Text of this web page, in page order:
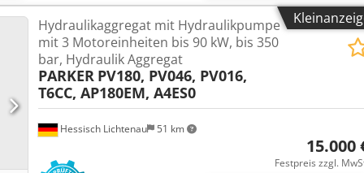
Hessisch Lichtenau 51 km
Hydraulikaggregat mit Hydraulikpumpe
mit 3 Motoreinheiten bis 90 kW, bis 350
bar, Hydraulik Aggregat
PARKER PV180, PV046, PV016,
T6CC, AP180EM, A4ES0
15.000
Festpreis zzgl.